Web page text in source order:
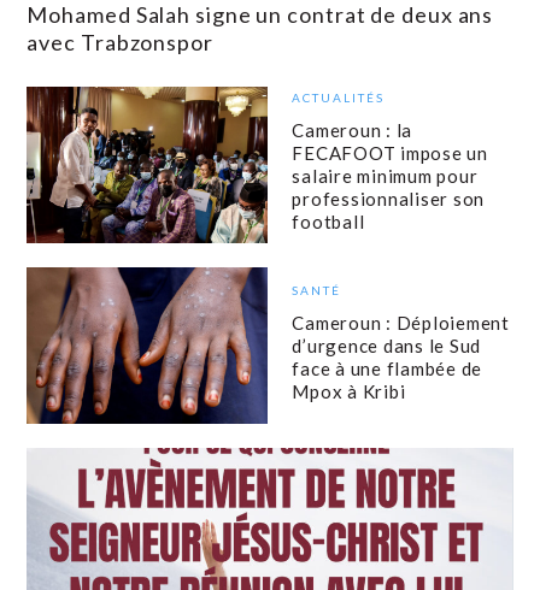
Mohamed Salah signe un contrat de deux ans
avec Trabzonspor
ACTUALITÉS
Cameroun : la
FECAFOOT impose un
salaire minimum pour
professionnaliser son
football
SANTÉ
Cameroun : Déploiement
d’urgence dans le Sud
face à une flambée de
Mpox à Kribi